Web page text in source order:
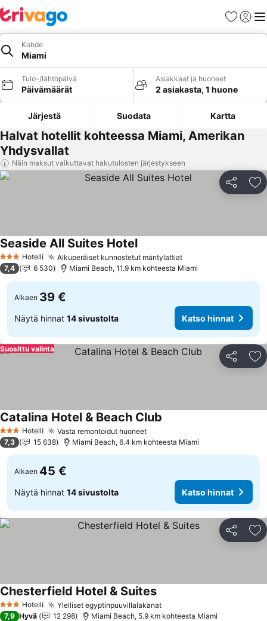
Suosikit
Kohde
Miami
Tulo-/lähtöpäivä
Päivämäärät
Asiakkaat ja huoneet
2 asiakasta, 1 huone
Järjestä Suodata Kartta
Halvat hotellit kohteessa Miami, Amerikan
Yhdysvallat
Näin maksut vaikuttavat hakutulosten järjestykseen
Jaa
3 Tähtiluokitus
Hotelli Alkuperäiset kunnostetut mäntylattiatKatso hinnat
Seaside All Suites HotelKatso hinnat
7,4 6 530 Miami Beach, 11.9 km kohteesta Miami
Alkaen 39 €
Näytä hinnat 14 sivustolta Katso hinnat
Jaa
Suosittu valinta
3 Tähtiluokitus
Hotelli Vasta remontoidut huoneetKatso hinnat
Catalina Hotel & Beach Club
7,3 15 638 Miami Beach, 6.4 km kohteesta Miami
Alkaen 45 €
Näytä hinnat 14 sivustolta Katso hinnat
Jaa
3 Tähtiluokitus
Hotelli Ylelliset egyptinpuuvillalakanatKatso hinnat
Chesterfield Hotel & SuitesKatso hinnat
7,9 Hyvä 12 298 Miami Beach, 5.9 km kohteesta Miami